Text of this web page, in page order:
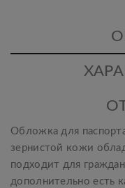
Обложка для
зернистой кожи
подходит для
дополнительно есть